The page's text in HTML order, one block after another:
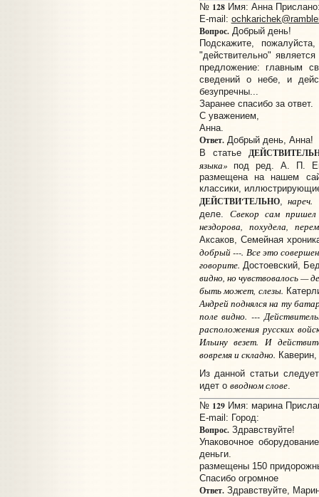
№ 128Имя: Анна
E-mail:
Вопрос.Добрый день!
Подскажите,
"действительно"
предложение: главным
сведений о небе, и
безупречны...
Заранее спасибо за ответ.
С уважением,
Анна.
Ответ.Добрый день, Анна!
В статье
языка»под ред. А. П.
размещена на нашем
классики,
ДЕЙСТВИ'ТЕЛЬНО,нареч.
деле. Свекор сам пришел
нездорова, похудела,
Аксаков, Семейная
добрый ---. Все это
говорите. Достоевский,
видно, но чувствовалось —
быть может, слезы.
Андрей поднялся на ту
поле видно. ---
расположения русских
Ильину везет. И
вовремя и складно.
Из данной статьи
идет о вводном слове.
№ 129Имя: марина
E-mail: Город:
Вопрос.Здравствуйте!
Упаковочное
деньги.
размещены 150
Спасибо огромное
Ответ.Здравствуйте,